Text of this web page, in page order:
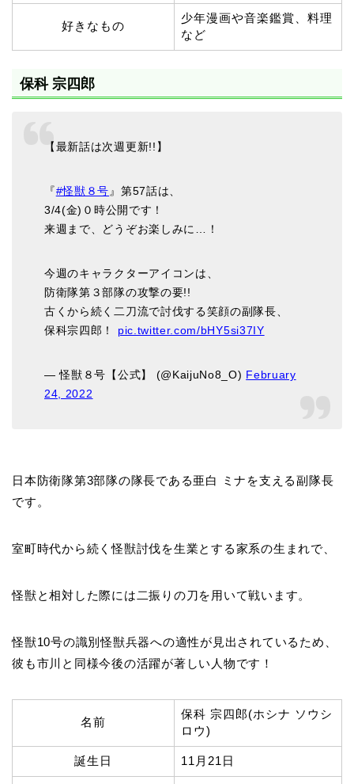
好きなもの
少年漫画や音楽鑑賞、料理
など
保科 宗四郎
【最新話は次週更新!!】
『#怪獣８号 』第57話は、
3/4(金)０時公開です！
来週まで、どうぞお楽しみに…！
今週のキャラクターアイコンは、
防衛隊第３部隊の攻撃の要!!
古くから続く二刀流で討伐する笑顔の副隊長、
保科宗四郎！ pic.twitter.com/bHY5si37IY
— 怪獣８号【公式】 (@KaijuNo8_O) February
24, 2022
日本防衛隊第3部隊の隊長である亜白 ミナを支える副隊長
です。
室町時代から続く怪獣討伐を生業とする家系の生まれで、
怪獣と相対した際には二振りの刀を用いて戦います。
怪獣10号の識別怪獣兵器への適性が見出されているため、
彼も市川と同様今後の活躍が著しい人物です！
名前
保科 宗四郎(ホシナ ソウシ
ロウ)
誕生日 11月21日